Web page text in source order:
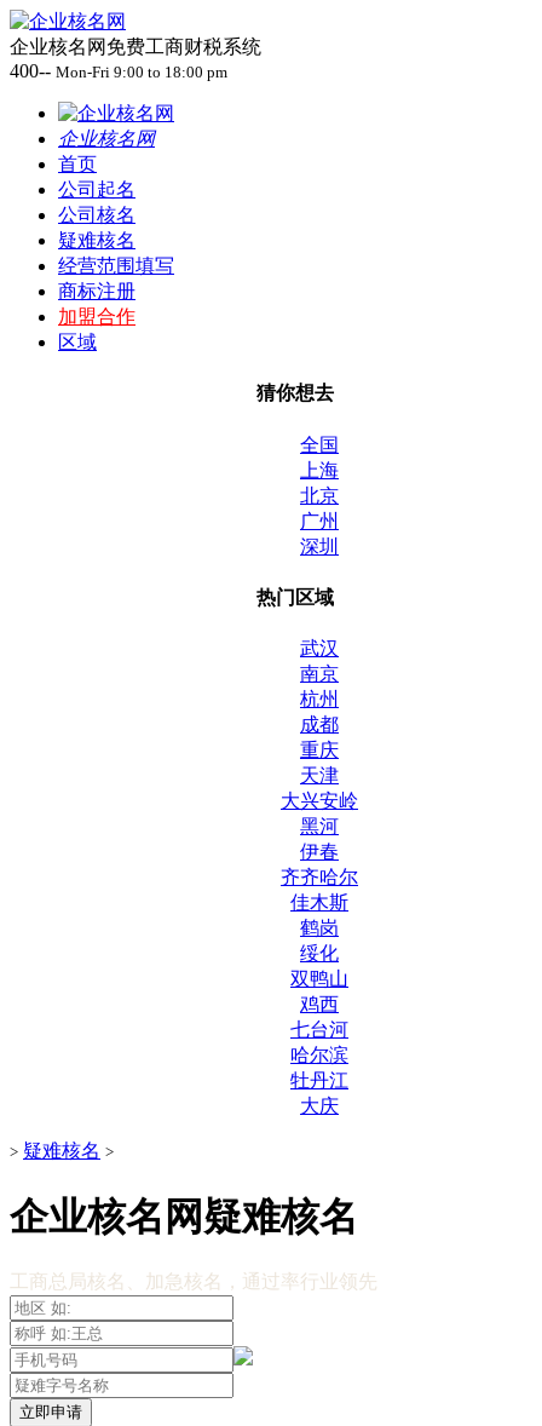
企业核名网免费工商财税系统
400-- Mon-Fri 9:00 to 18:00 pm
企业核名网
首页
公司起名
公司核名
疑难核名
经营范围填写
商标注册
加盟合作
区域
猜你想去
全国
上海
北京
广州
深圳
热门区域
武汉
南京
杭州
成都
重庆
天津
大兴安岭
黑河
伊春
齐齐哈尔
佳木斯
鹤岗
绥化
双鸭山
鸡西
七台河
哈尔滨
牡丹江
大庆
> 疑难核名 >
企业核名网疑难核名
工商总局核名、加急核名，通过率行业领先
立即申请